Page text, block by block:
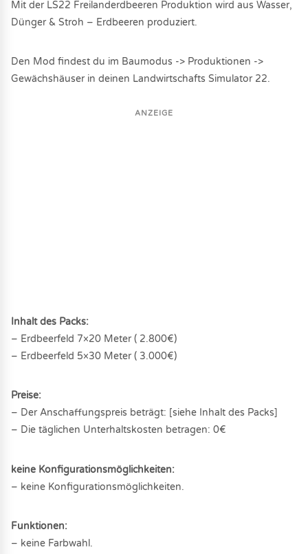
Mit der LS22 Freilanderdbeeren Produktion wird aus Wasser,
Dünger & Stroh – Erdbeeren produziert.
Den Mod findest du im Baumodus -> Produktionen ->
Gewächshäuser in deinen Landwirtschafts Simulator 22.
ANZEIGE
Inhalt des Packs:
– Erdbeerfeld 7×20 Meter ( 2.800€)
– Erdbeerfeld 5×30 Meter ( 3.000€)
Preise:
– Der Anschaffungspreis beträgt: [siehe Inhalt des Packs]
– Die täglichen Unterhaltskosten betragen: 0€
keine Konfigurationsmöglichkeiten:
– keine Konfigurationsmöglichkeiten.
Funktionen:
– keine Farbwahl.